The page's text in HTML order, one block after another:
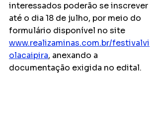
interessados poderão se inscrever
até o dia 18 de julho, por meio do
formulário disponível no site
www.realizaminas.com.br/festivalvi
olacaipira, anexando a
documentação exigida no edital.